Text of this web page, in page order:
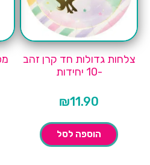
צלחות גדולות חד קרן זהב
-10 יחידות
₪11.90
הוספה לסל